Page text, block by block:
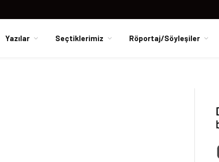
Yazılar Seçtiklerimiz Röportaj/Söyleşiler